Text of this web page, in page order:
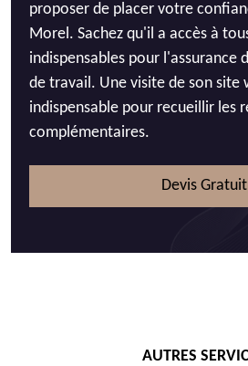
proposer de placer votre
Morel. Sachez qu'il a accès à
indispensables pour l'assurance
de travail. Une visite de son site
indispensable pour recueillir les
complémentaires.
Devis Gratuit
AUTRES